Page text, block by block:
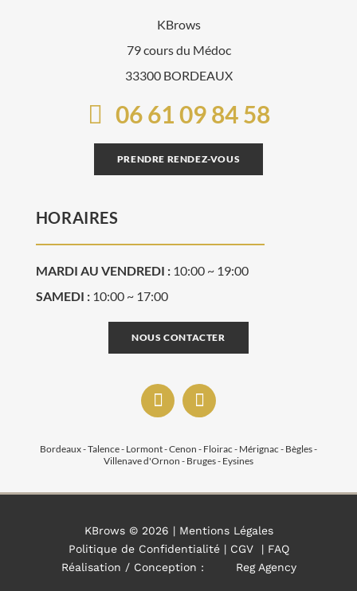
KBrows
79 cours du Médoc
33300 BORDEAUX
06 61 09 84 58
PRENDRE RENDEZ-VOUS
HORAIRES
MARDI AU VENDREDI : 10:00 ~ 19:00
SAMEDI : 10:00 ~ 17:00
NOUS CONTACTER
Bordeaux - Talence - Lormont - Cenon - Floirac - Mérignac - Bègles -
Villenave d'Ornon - Bruges - Eysines
KBrows © 2026 | Mentions Légales
Politique de Confidentialité| CGV| FAQ
Réalisation / Conception :
Reg Agency